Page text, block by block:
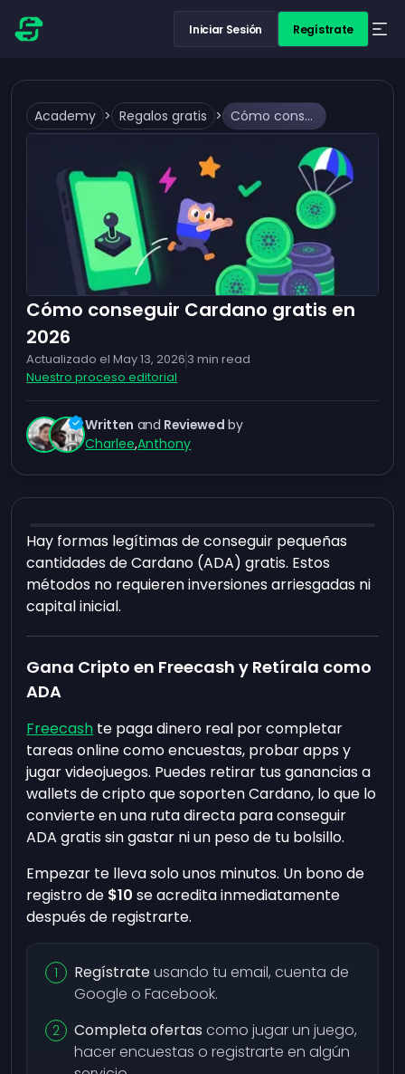
Iniciar Sesión Regístrate
Academy > Regalos gratis > Cómo conseguir Cardano gratis en 2026
Cómo conseguir Cardano gratis en
2026
Actualizado el May 13, 2026 3 min read
Nuestro proceso editorial
Written and Reviewed by
Charlee,Anthony
Hay formas legítimas de conseguir pequeñas
cantidades de Cardano (ADA) gratis. Estos
métodos no requieren inversiones arriesgadas ni
capital inicial.
Gana Cripto en Freecash y Retírala como
ADA
Freecash te paga dinero real por completar
tareas online como encuestas, probar apps y
jugar videojuegos. Puedes retirar tus ganancias a
wallets de cripto que soporten Cardano, lo que lo
convierte en una ruta directa para conseguir
ADA gratis sin gastar ni un peso de tu bolsillo.
Empezar te lleva solo unos minutos. Un bono de
registro de $10 se acredita inmediatamente
después de registrarte.
Regístrateusando tu email, cuenta de
Google o Facebook.
Completa ofertas como jugar un juego,
hacer encuestas o registrarte en algún